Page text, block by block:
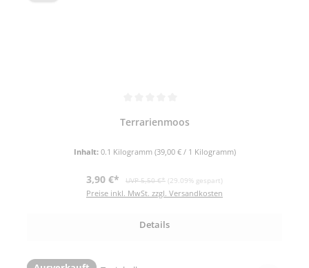
Terrarienmoos
Inhalt: 0.1 Kilogramm (39,00 € / 1 Kilogramm)
Verkaufspreis:
3,90 €* Regulärer Preis:
UVP 5,50 €* (29.09% gespart)
Preise inkl. MwSt. zzgl. Versandkosten
Details